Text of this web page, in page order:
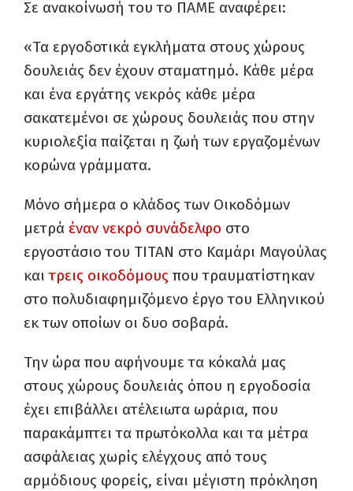
Σε ανακοίνωσή του το ΠΑΜΕ αναφέρει:
«Τα εργοδοτικά εγκλήματα στους χώρους
δουλειάς δεν έχουν σταματημό. Κάθε μέρα
και ένα εργάτης νεκρός κάθε μέρα
σακατεμένοι σε χώρους δουλειάς που στην
κυριολεξία παίζεται η ζωή των εργαζομένων
κορώνα γράμματα.
Μόνο σήμερα ο κλάδος των Οικοδόμων
μετρά έναν νεκρό συνάδελφο στο
εργοστάσιο του ΤΙΤΑΝ στο Καμάρι Μαγούλας
και τρεις οικοδόμους που τραυματίστηκαν
στο πολυδιαφημιζόμενο έργο του Ελληνικού
εκ των οποίων οι δυο σοβαρά.
Την ώρα που αφήνουμε τα κόκαλά μας
στους χώρους δουλειάς όπου η εργοδοσία
έχει επιβάλλει ατέλειωτα ωράρια, που
παρακάμπτει τα πρωτόκολλα και τα μέτρα
ασφάλειας χωρίς ελέγχους από τους
αρμόδιους φορείς, είναι μέγιστη πρόκληση